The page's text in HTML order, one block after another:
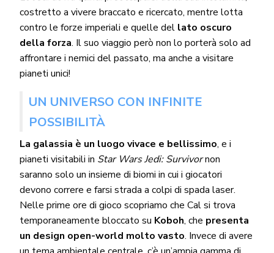
costretto a vivere braccato e ricercato, mentre lotta
contro le forze imperiali e quelle del lato oscuro
della forza. Il suo viaggio però non lo porterà solo ad
affrontare i nemici del passato, ma anche a visitare
pianeti unici!
UN UNIVERSO CON INFINITE
POSSIBILITÀ
La galassia è un luogo vivace e bellissimo, e i
pianeti visitabili in Star Wars Jedi: Survivornon
saranno solo un insieme di biomi in cui i giocatori
devono correre e farsi strada a colpi di spada laser.
Nelle prime ore di gioco scopriamo che Cal si trova
temporaneamente bloccato su Koboh, che presenta
un design open-world molto vasto. Invece di avere